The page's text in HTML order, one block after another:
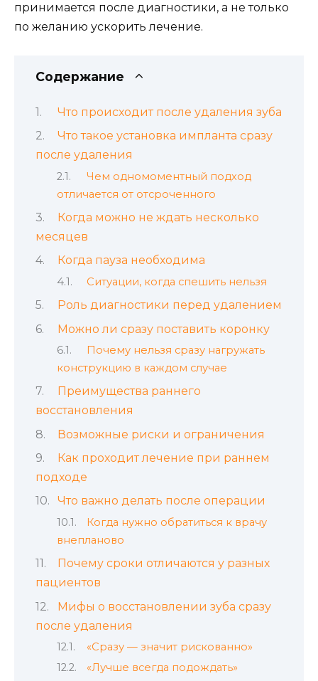
принимается после диагностики, а не только
по желанию ускорить лечение.
Содержание
Что происходит после удаления зуба
Что такое установка импланта сразу
после удаления
Чем одномоментный подход
отличается от отсроченного
Когда можно не ждать несколько
месяцев
Когда пауза необходима
Ситуации, когда спешить нельзя
Роль диагностики перед удалением
Можно ли сразу поставить коронку
Почему нельзя сразу нагружать
конструкцию в каждом случае
Преимущества раннего
восстановления
Возможные риски и ограничения
Как проходит лечение при раннем
подходе
Что важно делать после операции
Когда нужно обратиться к врачу
внепланово
Почему сроки отличаются у разных
пациентов
Мифы о восстановлении зуба сразу
после удаления
«Сразу — значит рискованно»
«Лучше всегда подождать»